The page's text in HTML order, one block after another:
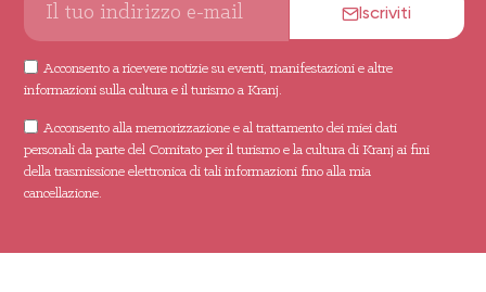
Acconsento a ricevere notizie su eventi, manifestazioni e altre
informazioni sulla cultura e il turismo a Kranj.
Acconsento alla memorizzazione e al trattamento dei miei dati
personali da parte del Comitato per il turismo e la cultura di Kranj ai fini
della trasmissione elettronica di tali informazioni fino alla mia
cancellazione.
Iscriviti